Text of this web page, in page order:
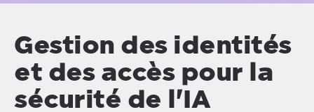
Gestion des identités
et des accès pour la
sécurité de l'IA